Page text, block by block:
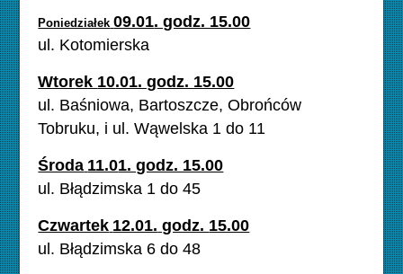
Poniedziałek 09.01. godz. 15.00
ul. Kotomierska
Wtorek 10.01. godz. 15.00
ul. Baśniowa, Bartoszcze, Obrońców
Tobruku, i ul. Wąwelska 1 do 11
Środa 11.01. godz. 15.00
ul. Błądzimska 1 do 45
Czwartek 12.01. godz. 15.00
ul. Błądzimska 6 do 48